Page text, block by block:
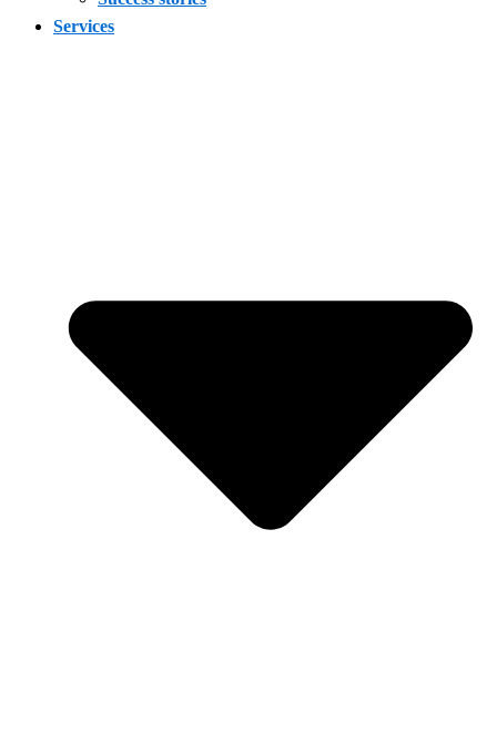
Services